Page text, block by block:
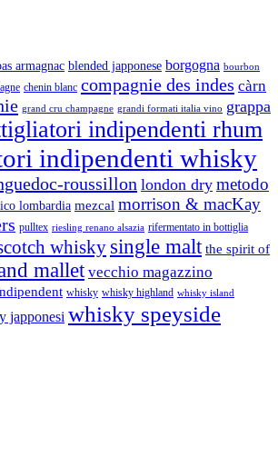
armagnac blended japponese borgogna bourbon
chenin blanc compagnie des indes càrn
grand cru champagne grandi formati italia vino grappa
indipendenti rhum
indipendenti whisky
roussillon london dry metodo
lombardia mezcal morrison & macKay
pulltex riesling renano alsazia rifermentato in bottiglia
whisky single malt the spirit of
mallet vecchio magazzino
whisky whisky highland whisky island
japponesi whisky speyside